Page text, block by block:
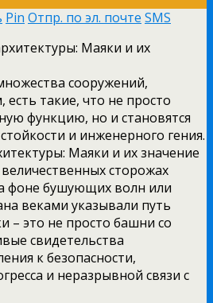
Pin Отпр. по эл. почте SMS
сооружений,
такие, что не просто
функцию, но и становятся
и инженерного гения.
Маяки и их значение
сторожах
фоне бушующих волн или
веками указывали путь
– это не просто башни со
свидетельства
к безопасности,
и неразрывной связи с